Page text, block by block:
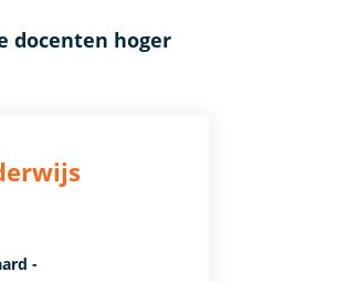
docenten hoger
-